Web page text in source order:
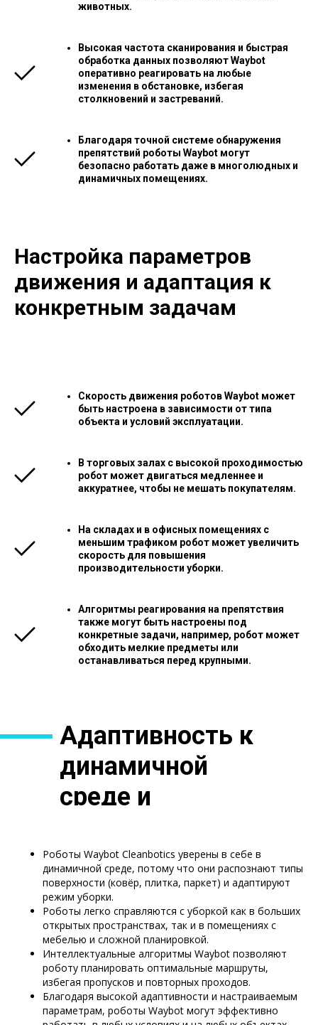
животных.
Высокая частота сканирования и быстрая
обработка данных позволяют Waybot
оперативно реагировать на любые
изменения в обстановке, избегая
столкновений и застреваний.
Благодаря точной системе обнаружения
препятствий роботы Waybot могут
безопасно работать даже в многолюдных и
динамичных помещениях.
Настройка параметров
движения и адаптация к
конкретным задачам
Скорость движения роботов Waybot может
быть настроена в зависимости от типа
объекта и условий эксплуатации.
В торговых залах с высокой проходимостью
робот может двигаться медленнее и
аккуратнее, чтобы не мешать покупателям.
На складах и в офисных помещениях с
меньшим трафиком робот может увеличить
скорость для повышения
производительности уборки.
Алгоритмы реагирования на препятствия
также могут быть настроены под
конкретные задачи, например, робот может
обходить мелкие предметы или
останавливаться перед крупными.
Адаптивность к
динамичной
среде и
типам
помещений
Роботы Waybot Cleanbotics уверены в себе в
динамичной среде, потому что они распознают типы
поверхности (ковёр, плитка, паркет) и адаптируют
режим уборки.
Роботы легко справляются с уборкой как в больших
открытых пространствах, так и в помещениях с
мебелью и сложной планировкой.
Интеллектуальные алгоритмы Waybot позволяют
роботу планировать оптимальные маршруты,
избегая пропусков и повторных проходов.
Благодаря высокой адаптивности и настраиваемым
параметрам, роботы Waybot могут эффективно